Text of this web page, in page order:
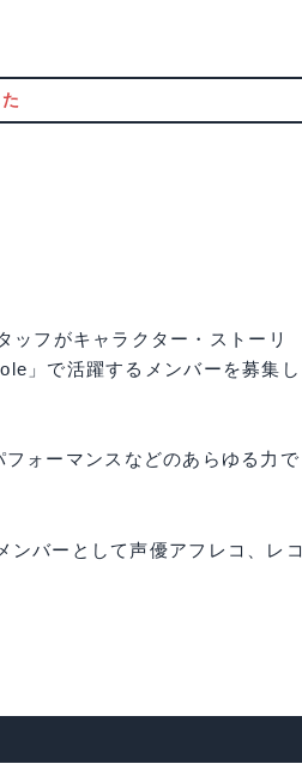
ッフがキャラクター・ストーリ
」で活躍するメンバーを募集し
ォーマンスなどのあらゆる力で
バーとして声優アフレコ、レコ